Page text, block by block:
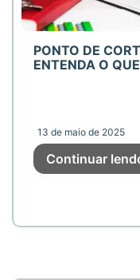
PONTO DE
ENTENDA O
13 de maio de 2025
Continuar